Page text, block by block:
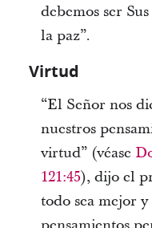
debemos ser
la paz”.
Virtud
“El Señor nos
nuestros
virtud” (véase
121:45), dijo el
todo sea mejor